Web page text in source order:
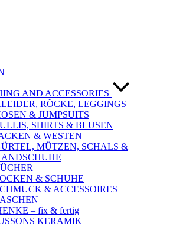
AND ACCESSORIES
RÖCKE, LEGGINGS
& JUMPSUITS
SHIRTS & BLUSEN
& WESTEN
MÜTZEN, SCHALS &
& SCHUHE
& ACCESSOIRES
– fix & fertig
KERAMIK